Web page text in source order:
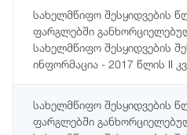
სახელმწიფო შესყიდვების
ფარგლებში
სახელმწიფო შესყიდვების
ინფორმაცია - 2017 წლის II
სახელმწიფო შესყიდვების
ფარგლებში